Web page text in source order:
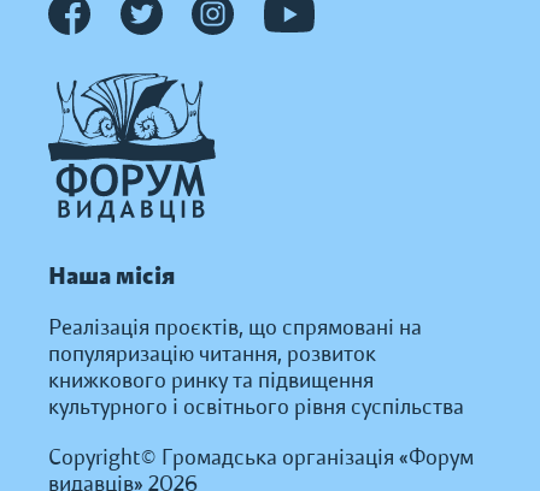
Наша місія
Реалізація проєктів, що спрямовані на
популяризацію читання, розвиток
книжкового ринку та підвищення
культурного і освітнього рівня суспільства
Copyright© Громадська організація «Форум
видавців» 2026